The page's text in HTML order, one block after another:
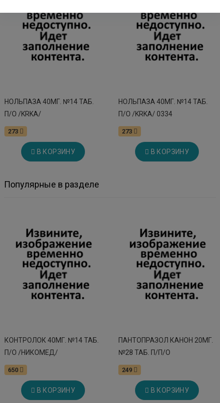
НОЛЬПАЗА 40МГ. №14 ТАБ.
П/О /KRKA/
273
В КОРЗИНУ
НОЛЬПАЗА 40МГ. №14 ТАБ.
П/О /KRKA/ 0334
273
В КОРЗИНУ
Популярные в разделе
КОНТРОЛОК 40МГ. №14 ТАБ.
П/О /НИКОМЕД/
650
В КОРЗИНУ
ПАНТОПРАЗОЛ КАНОН 20МГ.
№28 ТАБ. П/П/О
249
В КОРЗИНУ